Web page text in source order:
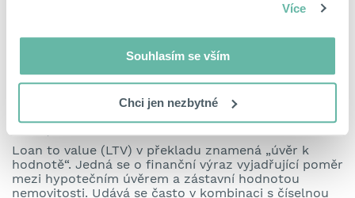
Více
Souhlasím se vším
Chci jen nezbytné
Co znamená zkratka LTV u hypotéky?
Loan to value (LTV) v překladu znamená „úvěr k
hodnotě“. Jedná se o finanční výraz vyjadřující poměr
mezi hypotečním úvěrem a zástavní hodnotou
nemovitosti. Udává se často v kombinaci s číselnou